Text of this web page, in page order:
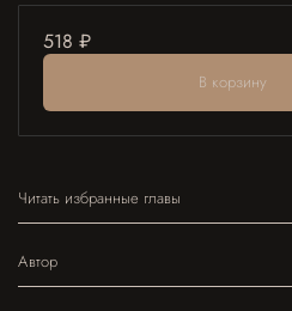
518 ₽
В корзину
Читать избранные главы
Автор